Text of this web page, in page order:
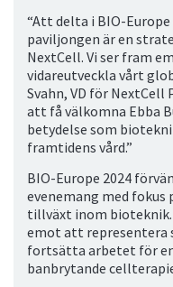
“Att delta i BIO-Europe
paviljongen är en
NextCell. Vi ser fram
vidareutveckla vårt
Svahn, VD för NextCell
att få välkomna Ebba
betydelse som
framtidens vård.”
BIO-Europe 2024
evenemang med
tillväxt inom bioteknik.
emot att representera
fortsätta arbetet för
banbrytande